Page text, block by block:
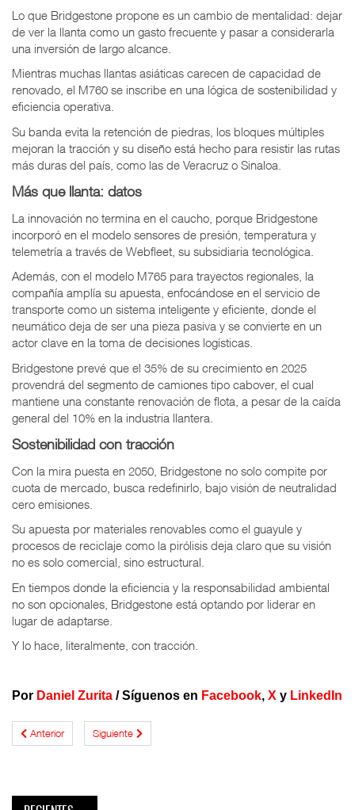
Lo que Bridgestone propone es un cambio de mentalidad: dejar
de ver la llanta como un gasto frecuente y pasar a considerarla
una inversión de largo alcance.
Mientras muchas llantas asiáticas carecen de capacidad de
renovado, el M760 se inscribe en una lógica de sostenibilidad y
eficiencia operativa.
Su banda evita la retención de piedras, los bloques múltiples
mejoran la tracción y su diseño está hecho para resistir las rutas
más duras del país, como las de Veracruz o Sinaloa.
Más que llanta: datos
La innovación no termina en el caucho, porque Bridgestone
incorporó en el modelo sensores de presión, temperatura y
telemetría a través de Webfleet, su subsidiaria tecnológica.
Además, con el modelo M765 para trayectos regionales, la
compañía amplía su apuesta, enfocándose en el servicio de
transporte como un sistema inteligente y eficiente, donde el
neumático deja de ser una pieza pasiva y se convierte en un
actor clave en la toma de decisiones logísticas.
Bridgestone prevé que el 35% de su crecimiento en 2025
provendrá del segmento de camiones tipo cabover, el cual
mantiene una constante renovación de flota, a pesar de la caída
general del 10% en la industria llantera.
Sostenibilidad con tracción
Con la mira puesta en 2050, Bridgestone no solo compite por
cuota de mercado, busca redefinirlo, bajo visión de neutralidad
cero emisiones.
Su apuesta por materiales renovables como el guayule y
procesos de reciclaje como la pirólisis deja claro que su visión
no es solo comercial, sino estructural.
En tiempos donde la eficiencia y la responsabilidad ambiental
no son opcionales, Bridgestone está optando por liderar en
lugar de adaptarse.
Y lo hace, literalmente, con tracción.
Por Daniel Zurita / Síguenos en Facebook, X y LinkedIn
Anterior Siguiente